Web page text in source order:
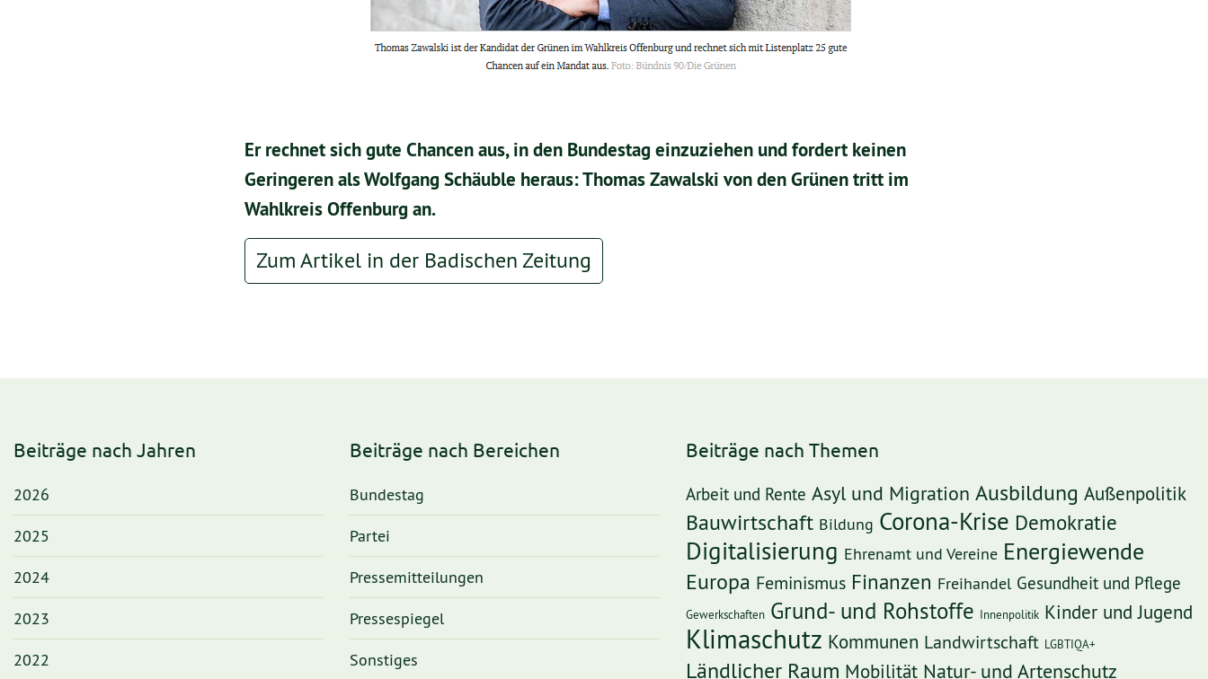
Er rechnet sich gute Chancen aus, in den Bundestag einzuziehen und fordert keinen
Geringeren als Wolfgang Schäuble heraus: Thomas Zawalski von den Grünen tritt im
Wahlkreis Offenburg an.
Zum Artikel in der Badischen Zeitung
Beiträge nach Jahren
2026
2025
2024
2023
2022
Beiträge nach Bereichen
Bundestag
Partei
Pressemitteilungen
Pressespiegel
Sonstiges
Beiträge nach Themen
Arbeit und Rente Asyl und Migration Ausbildung Außenpolitik
Bauwirtschaft Bildung Corona-Krise Demokratie
Digitalisierung Ehrenamt und Vereine Energiewende
Europa Feminismus Finanzen Freihandel Gesundheit und Pflege
Gewerkschaften Grund- und Rohstoffe Innenpolitik Kinder und Jugend
Klimaschutz Kommunen Landwirtschaft LGBTIQA+
Ländlicher Raum Mobilität Natur- und Artenschutz